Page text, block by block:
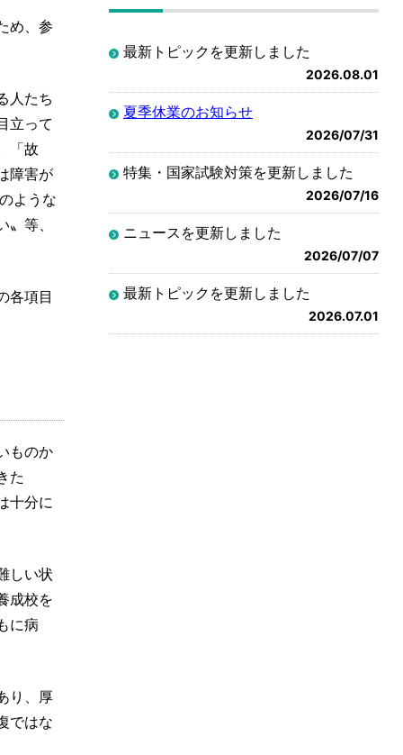
め、参
人たち
立って
「故
障害が
ような
等、
各項目
ものか
た
十分に
しい状
成校を
に病
り、厚
ではな
最新トピックを更新しました
2026.08.01
夏季休業のお知らせ
2026/07/31
特集・国家試験対策を更新しました
2026/07/16
ニュースを更新しました
2026/07/07
最新トピックを更新しました
2026.07.01